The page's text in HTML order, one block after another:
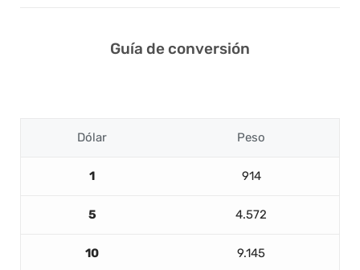
Guía de conversión
Dólar Peso
1 914
5 4.572
10 9.145